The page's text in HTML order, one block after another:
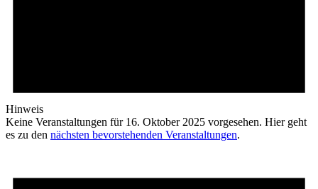
Hinweis
Keine Veranstaltungen für 16. Oktober 2025 vorgesehen. Hier geht
es zu den nächsten bevorstehenden Veranstaltungen.